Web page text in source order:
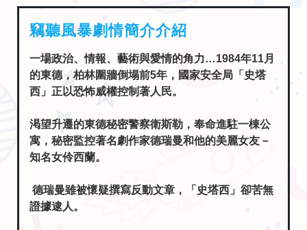
竊聽風暴劇情簡介介紹
一場政治、情報、藝術與愛情的角力…1984年11月
的東德，柏林圍牆倒塌前5年，國家安全局「史塔
西」正以恐怖威權控制著人民。
渇望升遷的東德秘密警察衛斯勒，奉命進駐一棟公
寓，秘密監控著名劇作家德瑞曼和他的美麗女友－
知名女伶西蘭。
德瑞曼雖被懷疑撰寫反動文章，「史塔西」卻苦無
證據逮人。